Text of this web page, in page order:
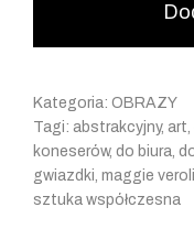
Kategoria: OBRAZY
Tagi: abstrakcyjny, art,
koneserów, do biura,
gwiazdki, maggie veroli
sztuka współczesna